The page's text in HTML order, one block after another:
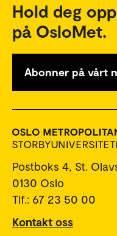
Hold deg
på OsloMet.
Abonner på vårt
Postboks 4, St.
0130 Oslo
Tlf.: 67 23 50 00
Kontakt oss